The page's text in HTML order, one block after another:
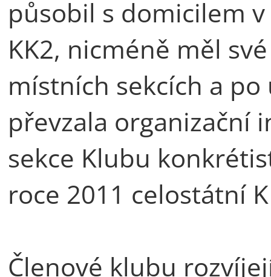
působil s domicilem
KK2, nicméně měl
místních sekcích a
převzala organizační
sekce Klubu
roce 2011 celostátní
Členové klubu